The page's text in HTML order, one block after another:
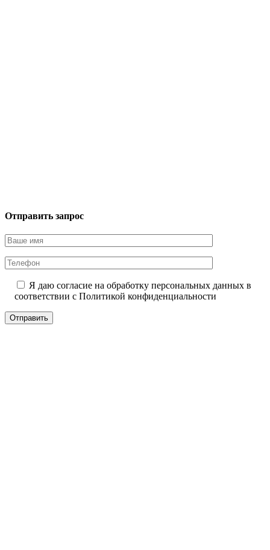
Отправить запрос
Я даю согласие на обработку персональных данных в
соответствии с Политикой конфиденциальности